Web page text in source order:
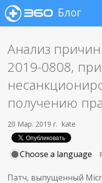
Блог
Анализ причин
2019-0808,
получению
20 Мар. 2019 г. kate
Choose a language
Патч, выпущенный